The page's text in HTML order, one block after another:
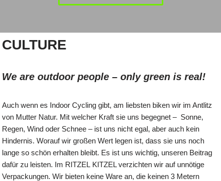
CULTURE
We are outdoor people – only green is real!
Auch wenn es Indoor Cycling gibt, am liebsten biken wir im Antlitz
von Mutter Natur. Mit welcher Kraft sie uns begegnet – Sonne,
Regen, Wind oder Schnee – ist uns nicht egal, aber auch kein
Hindernis. Worauf wir großen Wert legen ist, dass sie uns noch
lange so schön erhalten bleibt. Es ist uns wichtig, unseren Beitrag
dafür zu leisten. Im RITZEL KITZEL verzichten wir auf unnötige
Verpackungen. Wir bieten keine Ware an, die keinen 3 Metern